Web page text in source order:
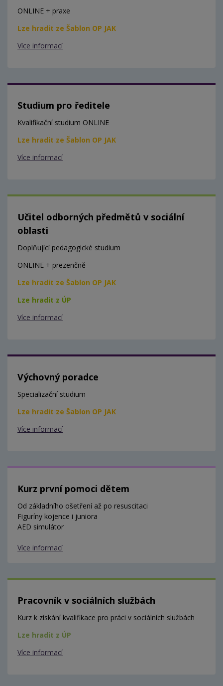
ONLINE + praxe
Lze hradit ze Šablon OP JAK
Více informací
Studium pro ředitele
Kvalifikační studium ONLINE
Lze hradit ze Šablon OP JAK
Více informací
Učitel odborných předmětů v sociální
oblasti
Doplňující pedagogické studium
ONLINE + prezenčně
Lze hradit ze Šablon OP JAK
Lze hradit z ÚP
Více informací
Výchovný poradce
Specializační studium
Lze hradit ze Šablon OP JAK
Více informací
Kurz první pomoci dětem
Od základního ošetření až po resuscitaci
Figuríny kojence i juniora
AED simulátor
Více informací
Pracovník v sociálních službách
Kurz k získání kvalifikace pro práci v sociálních službách
Lze hradit z ÚP
Více informací